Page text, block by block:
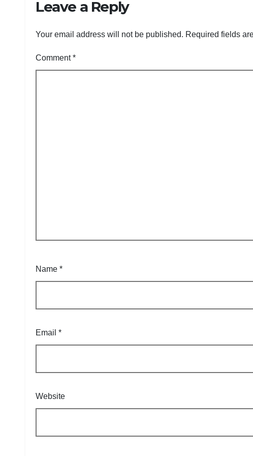
Leave a Reply
Your email address will not be published. Required fields
Comment*
Name *
Email *
Website